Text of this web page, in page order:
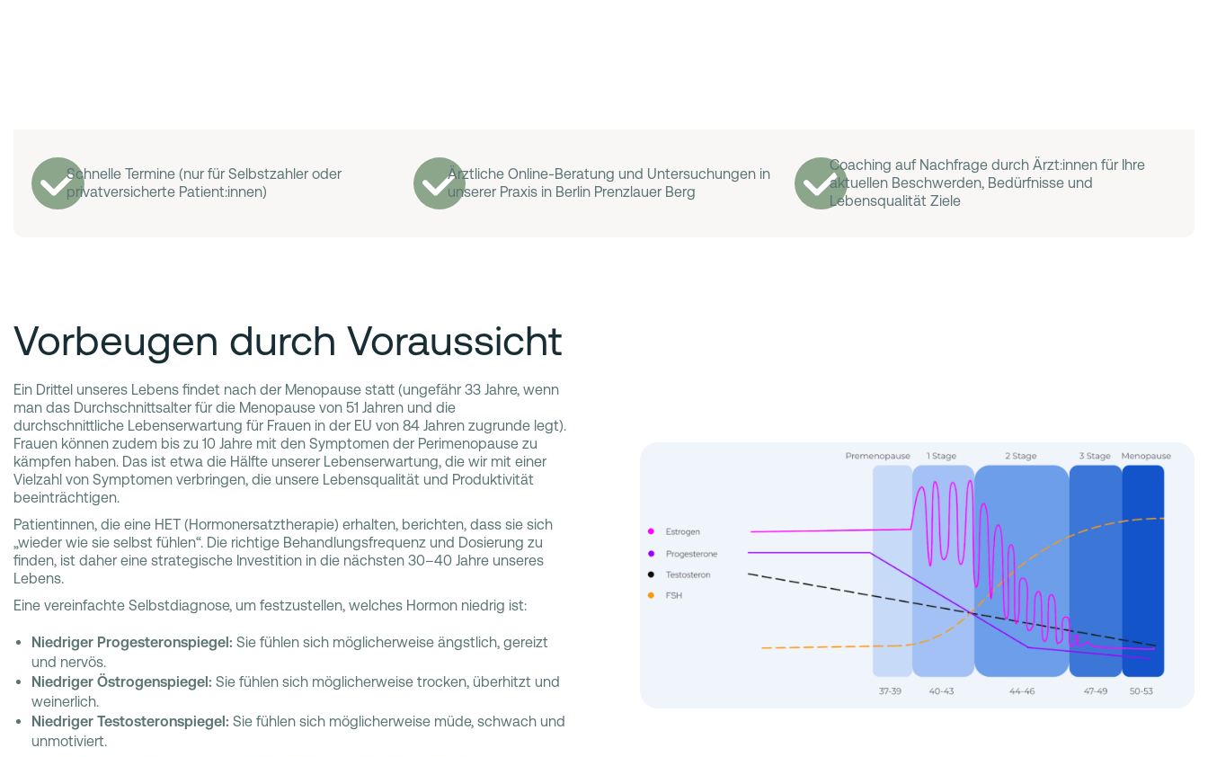
Schnelle Termine (nur für Selbstzahler oder
privatversicherte Patient:innen)
Ärztliche Online-Beratung und Untersuchungen in
unserer Praxis in Berlin Prenzlauer Berg
Coaching auf Nachfrage durch Ärzt:innen für Ihre
aktuellen Beschwerden, Bedürfnisse und
Lebensqualität Ziele
Vorbeugen durch Voraussicht
Ein Drittel unseres Lebens findet nach der Menopause statt (ungefähr 33 Jahre, wenn
man das Durchschnittsalter für die Menopause von 51 Jahren und die
durchschnittliche Lebenserwartung für Frauen in der EU von 84 Jahren zugrunde legt).
Frauen können zudem bis zu 10 Jahre mit den Symptomen der Perimenopause zu
kämpfen haben. Das ist etwa die Hälfte unserer Lebenserwartung, die wir mit einer
Vielzahl von Symptomen verbringen, die unsere Lebensqualität und Produktivität
beeinträchtigen.
Patientinnen, die eine HET (Hormonersatztherapie) erhalten, berichten, dass sie sich
„wieder wie sie selbst fühlen“. Die richtige Behandlungsfrequenz und Dosierung zu
finden, ist daher eine strategische Investition in die nächsten 30–40 Jahre unseres
Lebens.
Eine vereinfachte Selbstdiagnose, um festzustellen, welches Hormon niedrig ist:
Niedriger Progesteronspiegel: Sie fühlen sich möglicherweise ängstlich, gereizt
und nervös.
Niedriger Östrogenspiegel: Sie fühlen sich möglicherweise trocken, überhitzt und
weinerlich.
Niedriger Testosteronspiegel: Sie fühlen sich möglicherweise müde, schwach und
unmotiviert.